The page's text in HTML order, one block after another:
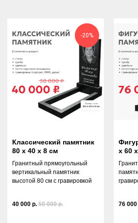
-20%
Классический памятник
80 х 40 х 8 см
Гранитный прямоугольный
вертикальный памятник
высотой 80 см с гравировкой
40 000 р. 50 000 р.
х 60
76 000
наши сотрудники готовы помочь вам
от выбора стелы до оформления
покупки
ПОМОЩЬ НА КАЖДОМ ЭТАПЕ
ПОЛНАЯ КОНСУЛЬТАЦИЯ БЕЗ
ОГРАНИЧЕНИЙ
задавайте любые вопросы – мы